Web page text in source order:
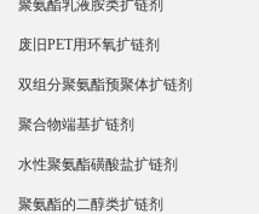
聚氨酯乳液胺类扩链剂
废旧PET用环氧扩链剂
双组分聚氨酯预聚体扩链剂
聚合物端基扩链剂
水性聚氨酯磺酸盐扩链剂
聚氨酯的二醇类扩链剂